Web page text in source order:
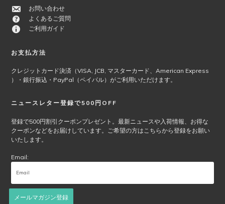
シ
ョ
ン
ペ
ー
か
選
択
ま
お問い合わせ
よくあるご質問
ご利用ガイド
お支払方法
クレジットカード決済（VISA, JCB, マスターカード、American Express
）・銀行振込・PayPal（ペイパル）がご利用いただけます。
ニュースレター登録で500円OFF
登録で500円割引クーポンプレゼント。最新ニュースや入荷情報、お得な
クーポンなどをお届けしています。ご希望の方はこちらから登録をお願い
いたします。
Email:
メールマガジン登録